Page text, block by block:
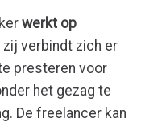
werkt op
zij verbindt zich er
presteren voor
het gezag te
De freelancer kan